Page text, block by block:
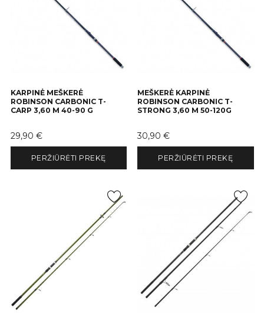
KARPINĖ MEŠKERĖ
ROBINSON CARBONIC T-
CARP 3,60 M 40-90 G
Kaina
29,90 €
PERŽIŪRĖTI PREKĘ
MEŠKERĖ KARPINĖ
ROBINSON CARBONIC T-
STRONG 3,60 M 50-120G
Kaina
30,90 €
PERŽIŪRĖTI PREKĘ